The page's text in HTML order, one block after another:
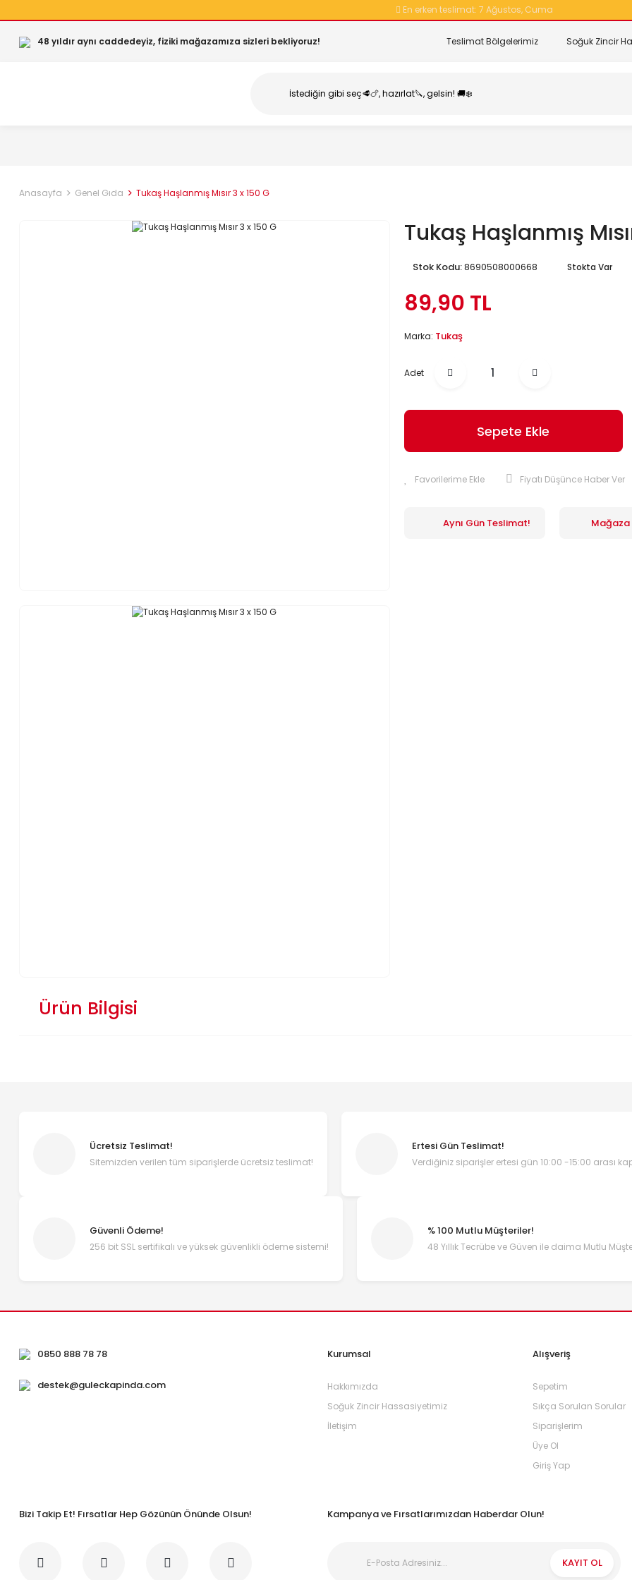
En erken teslimat: 7 Ağustos, Cuma
48 yıldır aynı caddedeyiz, fiziki mağazamıza sizleri bekliyoruz! Teslimat Bölgelerimiz Soğuk Zincir
Anasayfa Genel Gıda Tukaş Haşlanmış Mısır 3 x 150 G
Tukaş Haşlanmış
Stok Kodu:8690508000668 Stokta Var
89,90 TL
Marka: Tukaş
Adet
Sepete Ekle
Fiyatı Düşünce Haber Ver
Aynı Gün Teslimat! Mağaza
Ürün Bilgisi
Ücretsiz Teslimat!
Sitemizden verilen tüm siparişlerde ücretsiz teslimat!
Ertesi Gün Teslimat!
Verdiğiniz siparişler ertesi gün 10:00 -15:00 arası
Güvenli Ödeme!
256 bit SSL sertifikalı ve yüksek güvenlikli ödeme sistemi!
% 100 Mutlu Müşteriler!
48 Yıllık Tecrübe ve Güven ile daima Mutlu
0850 888 78 78
destek@guleckapinda.com
Kurumsal
Hakkımızda
Soğuk Zincir Hassasiyetimiz
İletişim
Alışveriş
Sepetim
Sıkça Sorulan Sorular
Siparişlerim
Üye Ol
Giriş Yap
Bizi Takip Et! Fırsatlar Hep Gözünün Önünde Olsun! Kampanya ve Fırsatlarımızdan Haberdar Olun!
KAYIT OL